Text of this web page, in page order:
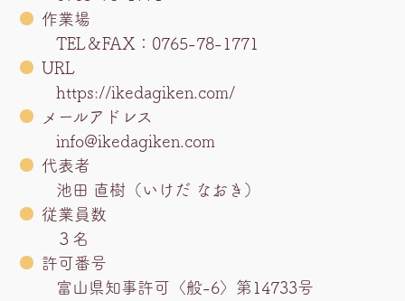
作業場
TEL＆FAX：0765-78-1771
URL
https://ikedagiken.com/
メールアドレス
info@ikedagiken.com
代表者
池田 直樹（いけだ なおき）
従業員数
３名
許可番号
富山県知事許可〈般-6〉第14733号